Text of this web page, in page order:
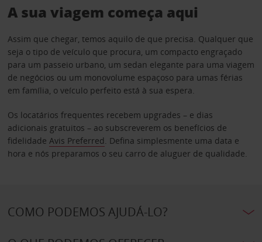
A sua viagem começa aqui
Assim que chegar, temos aquilo de que precisa. Qualquer que
seja o tipo de veículo que procura, um compacto engraçado
para um passeio urbano, um sedan elegante para uma viagem
de negócios ou um monovolume espaçoso para umas férias
em família, o veículo perfeito está à sua espera.
Os locatários frequentes recebem upgrades – e dias
adicionais gratuitos – ao subscreverem os benefícios de
fidelidade Avis Preferred. Defina simplesmente uma data e
hora e nós preparamos o seu carro de aluguer de qualidade.
COMO PODEMOS AJUDÁ-LO?